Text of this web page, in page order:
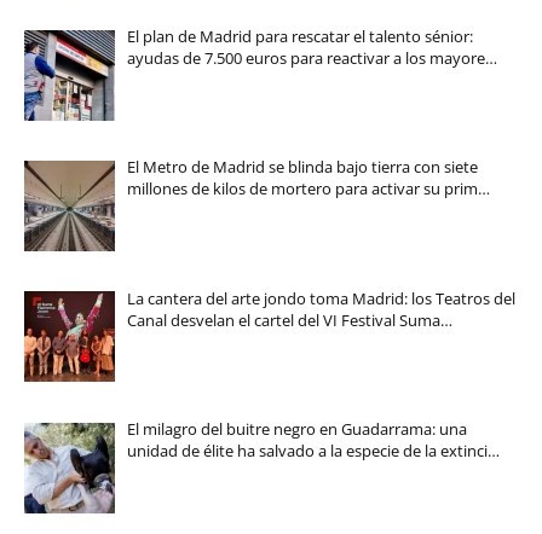
El plan de Madrid para rescatar el talento sénior:
ayudas de 7.500 euros para reactivar a los mayore…
El Metro de Madrid se blinda bajo tierra con siete
millones de kilos de mortero para activar su prim…
La cantera del arte jondo toma Madrid: los Teatros del
Canal desvelan el cartel del VI Festival Suma…
El milagro del buitre negro en Guadarrama: una
unidad de élite ha salvado a la especie de la extinci…